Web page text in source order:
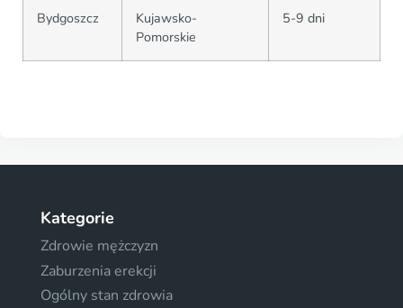
Bydgoszcz
Kujawsko-
Pomorskie
5-9 dni
Kategorie
Zdrowie mężczyzn
Zaburzenia erekcji
Ogólny stan zdrowia